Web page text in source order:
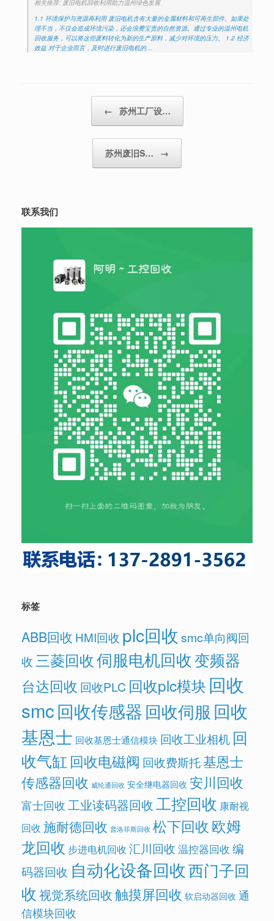
相关推荐: 废旧电机回收利用助力温州绿色发展
1.1 环境保护与资源再利用 废旧电机含有大量的金属材料和可再生部件。如果处
理不当，不仅会造成环境污染，还会浪费宝贵的自然资源。通过专业的温州电机
回收服务，可以将这些废料转化为新的生产原料，减少对环境的压力。 1.2 经济
效益 对于企业而言，及时进行废旧电机的…
← 苏州工厂设…
苏州废旧S… →
联系我们
标签
ABB回收 HMI回收 plc回收 smc单向阀回
收 三菱回收伺服电机回收变频器
台达回收 回收PLC 回收plc模块 回收
smc回收传感器回收伺服 回收
基恩士 回收基恩士通信模块 回收工业相机 回
收气缸 回收电磁阀 回收费斯托基恩士
传感器回收 威纶通回收 安全继电器回收 安川回收
富士回收工业读码器回收工控回收 康耐视
回收 施耐德回收 普洛菲斯回收 松下回收欧姆
龙回收 步进电机回收 汇川回收 温控器回收 编
码器回收 自动化设备回收西门子回
收视觉系统回收触摸屏回收 软启动器回收 通
信模块回收